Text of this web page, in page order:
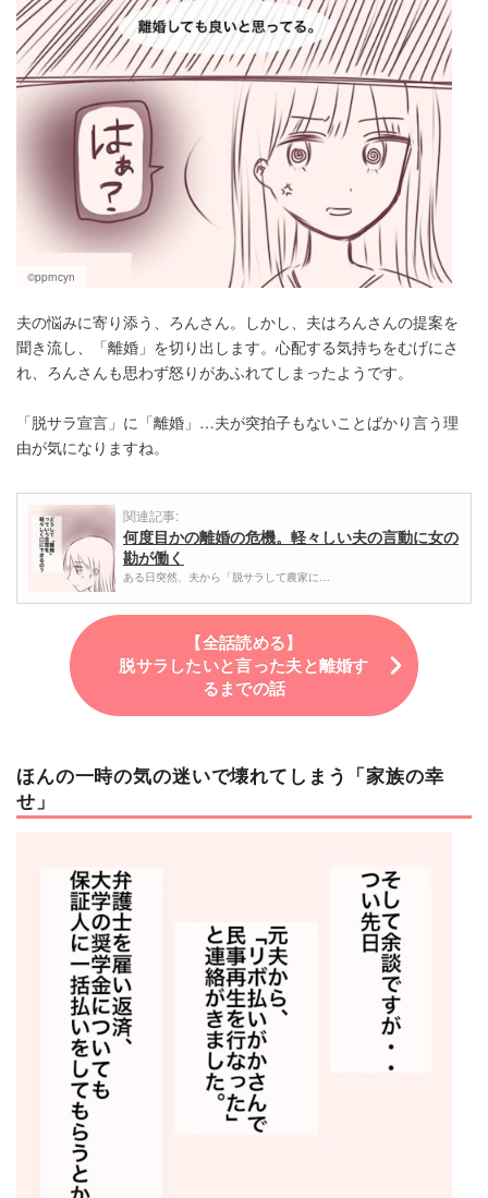
©pprncyn
夫の悩みに寄り添う、ろんさん。しかし、夫はろんさんの提案を
聞き流し、「離婚」を切り出します。心配する気持ちをむげにさ
れ、ろんさんも思わず怒りがあふれてしまったようです。
「脱サラ宣言」に「離婚」…夫が突拍子もないことばかり言う理
由が気になりますね。
関連記事:
何度目かの離婚の危機。軽々しい夫の言動に女の
勘が働く
ある日突然、夫から「脱サラして農家に…
【全話読める】
脱サラしたいと言った夫と離婚す
るまでの話
ほんの一時の気の迷いで壊れてしまう「家族の幸
せ」